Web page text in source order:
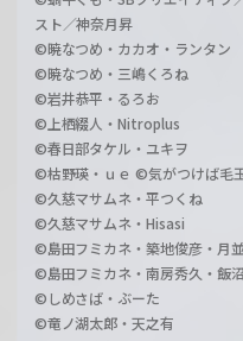
スト／神奈月昇
©暁なつめ・カカオ・ランタン
©暁なつめ・三嶋くろね
©岩井恭平・るろお
©上栖綴人・Nitroplus
©春日部タケル・ユキヲ
©枯野瑛・ｕｅ ©気がつけば毛
©久慈マサムネ・平つくね
©久慈マサムネ・Hisasi
©島田フミカネ・築地俊彦・月
©島田フミカネ・南房秀久・飯
©しめさば・ぶーた
©竜ノ湖太郎・天之有